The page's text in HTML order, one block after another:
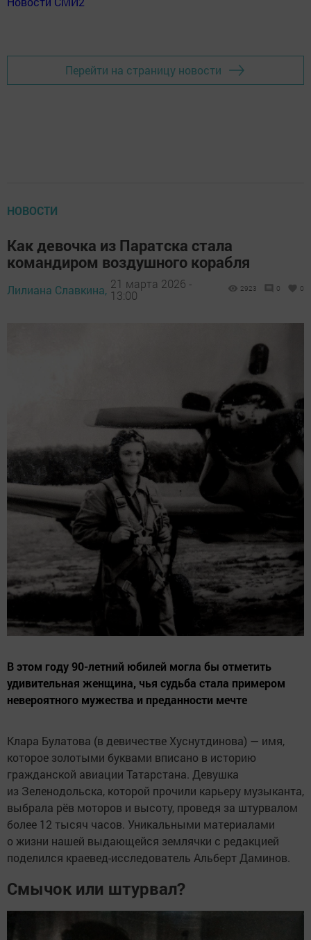
Перейти на страницу новости
НОВОСТИ
Как девочка из Паратска стала
командиром воздушного корабля
Лилиана Славкина, 21 марта 2026 -
13:00
2923 0 0
В этом году 90-летний юбилей могла бы отметить
удивительная женщина, чья судьба стала примером
невероятного мужества и преданности мечте
Клара Булатова (в девичестве Хуснутдинова) — имя,
которое золотыми буквами вписано в историю
гражданской авиации Татарстана. Девушка
из Зеленодольска, которой прочили карьеру музыканта,
выбрала рёв моторов и высоту, проведя за штурвалом
более 12 тысяч часов. Уникальными материалами
о жизни нашей выдающейся землячки с редакцией
поделился краевед-исследователь Альберт Даминов.
Смычок или штурвал?